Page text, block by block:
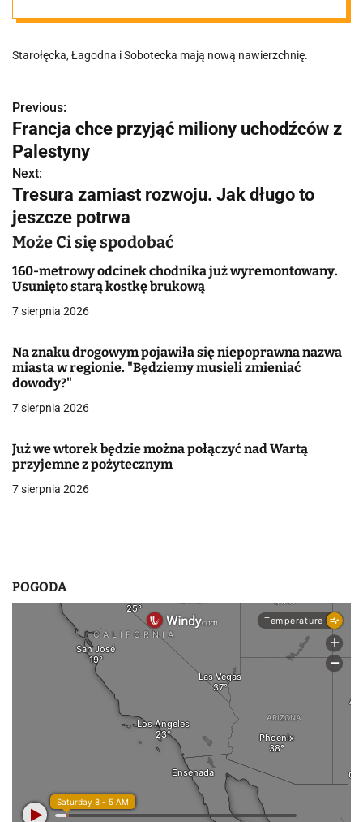
się trzy
poznańskie
ulice
Starołęcka, Łagodna i Sobotecka mają nową nawierzchnię.
N
a
w
i
g
a
c
a
w
i
s
Previous:
Francja chce przyjąć miliony uchodźców z
Palestyny
Next:
Tresura zamiast rozwoju. Jak długo to
jeszcze potrwa
Może Ci się spodobać
160-metrowy odcinek chodnika już wyremontowany.
Usunięto starą kostkę brukową
7 sierpnia 2026
Na znaku drogowym pojawiła się niepoprawna nazwa
miasta w regionie. "Będziemy musieli zmieniać
dowody?"
7 sierpnia 2026
Już we wtorek będzie można połączyć nad Wartą
przyjemne z pożytecznym
7 sierpnia 2026
POGODA